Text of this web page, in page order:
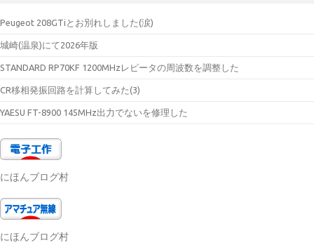
Peugeot 208GTiとお別れしました(涙)
城崎(温泉)にて2026年版
STANDARD RP70KF 1200MHzレピータの周波数を調整した
CR移相発振回路を計算してみた(3)
YAESU FT-8900 145MHz出力でないを修理した
にほんブログ村
にほんブログ村